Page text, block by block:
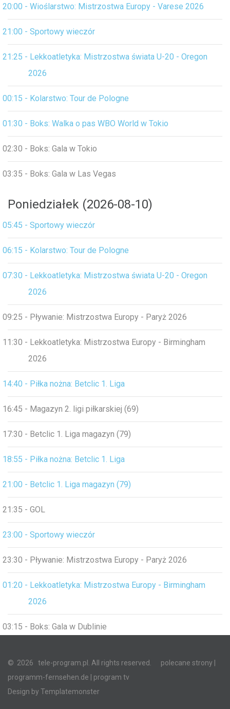
20:00 - Wioślarstwo: Mistrzostwa Europy - Varese 2026
21:00 - Sportowy wieczór
21:25 - Lekkoatletyka: Mistrzostwa świata U-20 - Oregon
2026
00:15 - Kolarstwo: Tour de Pologne
01:30 - Boks: Walka o pas WBO World w Tokio
02:30 - Boks: Gala w Tokio
03:35 - Boks: Gala w Las Vegas
Poniedziałek (2026-08-10)
05:45 - Sportowy wieczór
06:15 - Kolarstwo: Tour de Pologne
07:30 - Lekkoatletyka: Mistrzostwa świata U-20 - Oregon
2026
09:25 - Pływanie: Mistrzostwa Europy - Paryż 2026
11:30 - Lekkoatletyka: Mistrzostwa Europy - Birmingham
2026
14:40 - Piłka nożna: Betclic 1. Liga
16:45 - Magazyn 2. ligi piłkarskiej (69)
17:30 - Betclic 1. Liga magazyn (79)
18:55 - Piłka nożna: Betclic 1. Liga
21:00 - Betclic 1. Liga magazyn (79)
21:35 - GOL
23:00 - Sportowy wieczór
23:30 - Pływanie: Mistrzostwa Europy - Paryż 2026
01:20 - Lekkoatletyka: Mistrzostwa Europy - Birmingham
2026
03:15 - Boks: Gala w Dublinie
© 2026 tele-program.pl. All rights reserved. polecane strony
programm-fernsehen.de | program tv
Design by Templatemonster